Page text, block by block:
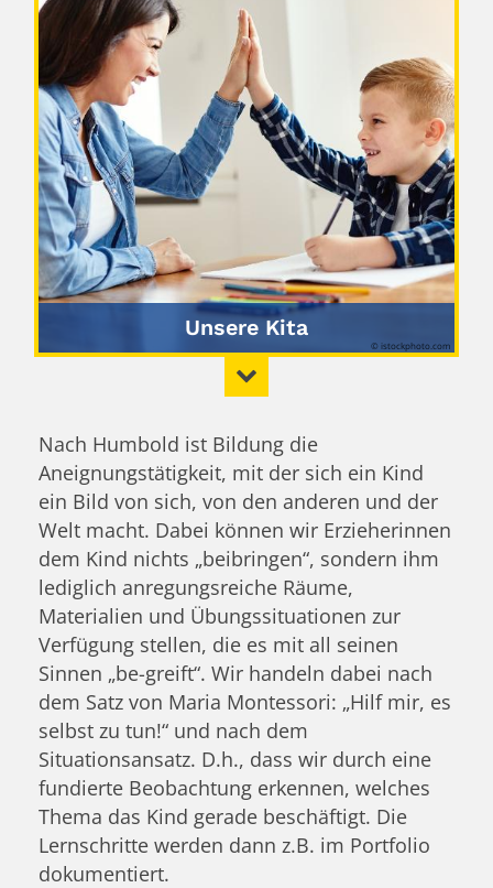
Unsere Kita
© istockphoto.com
Nach Humbold ist Bildung die
Aneignungstätigkeit, mit der sich ein Kind
ein Bild von sich, von den anderen und der
Welt macht. Dabei können wir Erzieherinnen
dem Kind nichts „beibringen“, sondern ihm
lediglich anregungsreiche Räume,
Materialien und Übungssituationen zur
Verfügung stellen, die es mit all seinen
Sinnen „be-greift“. Wir handeln dabei nach
dem Satz von Maria Montessori: „Hilf mir, es
selbst zu tun!“ und nach dem
Situationsansatz. D.h., dass wir durch eine
fundierte Beobachtung erkennen, welches
Thema das Kind gerade beschäftigt. Die
Lernschritte werden dann z.B. im Portfolio
dokumentiert.